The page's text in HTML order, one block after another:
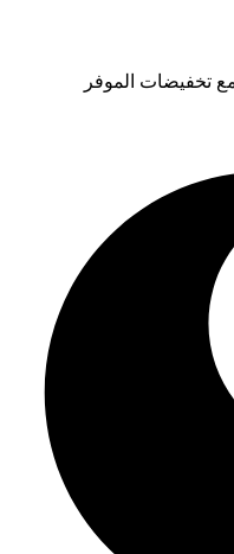
تخفيضات الموفر